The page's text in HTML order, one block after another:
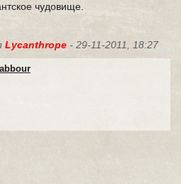
чудовище.
Lycanthrope - 29-11-2011, 18:27